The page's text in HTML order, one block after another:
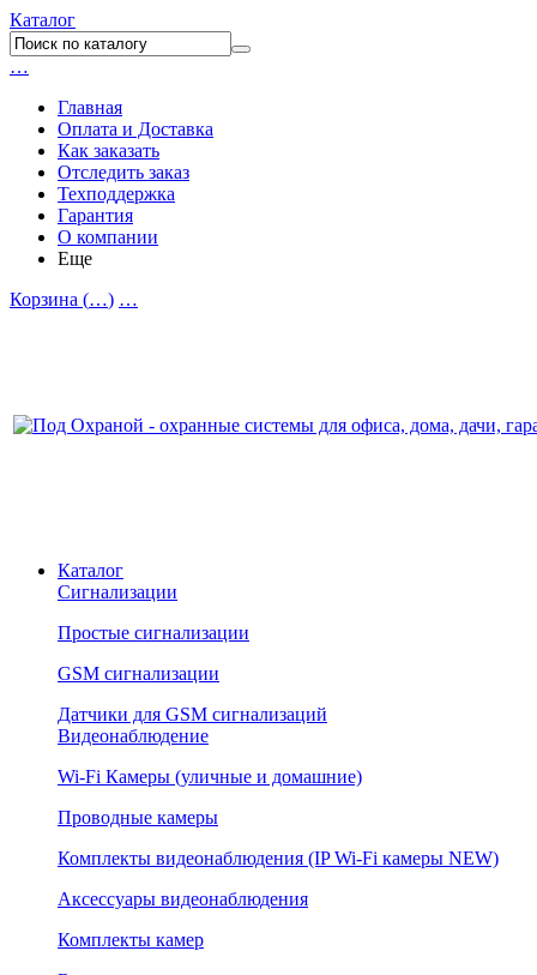
Каталог
…
Главная
Оплата и Доставка
Как заказать
Отследить заказ
Техподдержка
Гарантия
О компании
Еще
Корзина (…) …
Каталог
Сигнализации
Простые сигнализации
GSM сигнализации
Датчики для GSM сигнализаций
Видеонаблюдение
Wi-Fi Камеры (уличные и домашние)
Проводные камеры
Комплекты видеонаблюдения (IP Wi-Fi камеры NEW)
Аксессуары видеонаблюдения
Комплекты камер